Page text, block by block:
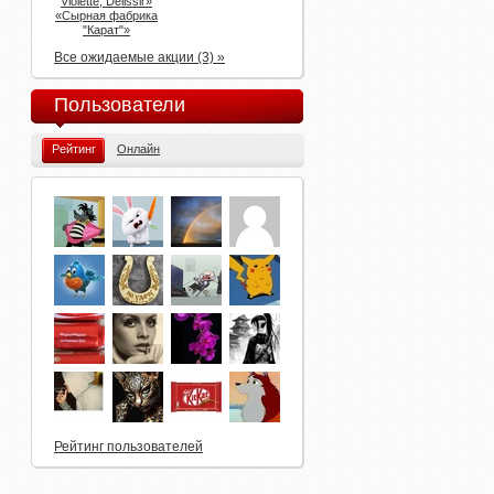
«Сырная фабрика
"Карат"»
Все ожидаемые акции (3) »
Пользователи
Рейтинг Онлайн
Рейтинг пользователей